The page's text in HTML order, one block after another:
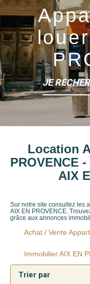
JE
Type
Localité
Location
PROVENCE
AIX
Sur notre site consultez les
AIX EN PROVENCE.
grâce aux annonces
Achat / Vente
Immobilier AIX EN